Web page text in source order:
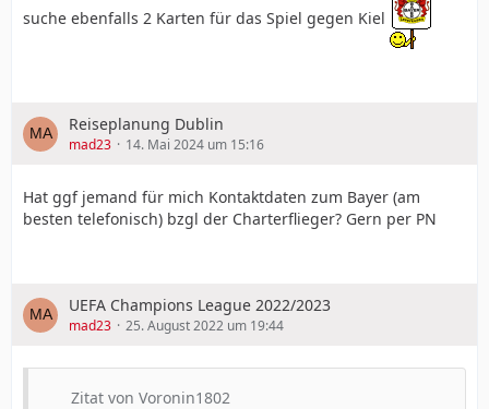
suche ebenfalls 2 Karten für das Spiel gegen Kiel
Reiseplanung Dublin
mad23 14. Mai 2024 um 15:16
Hat ggf jemand für mich Kontaktdaten zum Bayer (am
besten telefonisch) bzgl der Charterflieger? Gern per PN
UEFA Champions League 2022/2023
mad23 25. August 2022 um 19:44
Zitat von Voronin1802